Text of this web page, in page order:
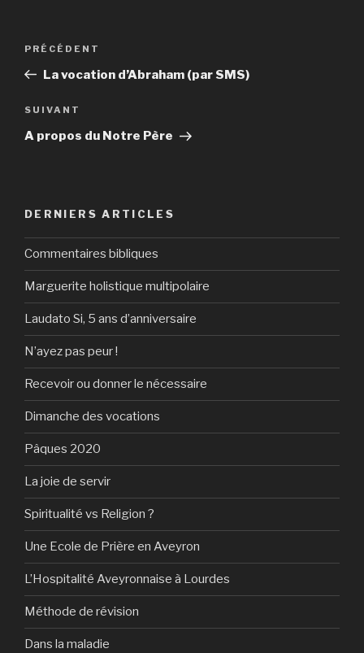
Navigation
l’article
Article
précédent
PRÉCÉDENT
La vocation d’Abraham (par SMS)
Article
suivant
SUIVANT
A propos du Notre Père
DERNIERS ARTICLES
Commentaires bibliques
Marguerite holistique multipolaire
Laudato Si, 5 ans d’anniversaire
N’ayez pas peur !
Recevoir ou donner le nécessaire
Dimanche des vocations
Pâques 2020
La joie de servir
Spiritualité vs Religion ?
Une Ecole de Prière en Aveyron
L’Hospitalité Aveyronnaise à Lourdes
Méthode de révision
Dans la maladie